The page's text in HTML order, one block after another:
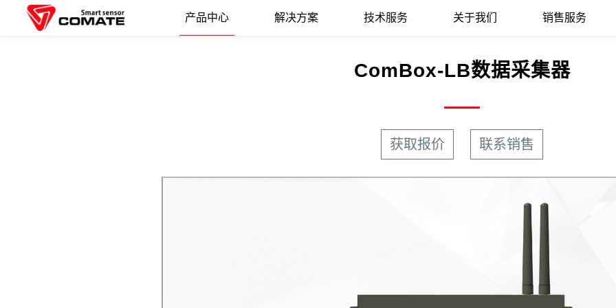
产品中心 解决方案 技术服务 关于我们 销售服务
ComBox-LB数据采集器
获取报价 联系销售